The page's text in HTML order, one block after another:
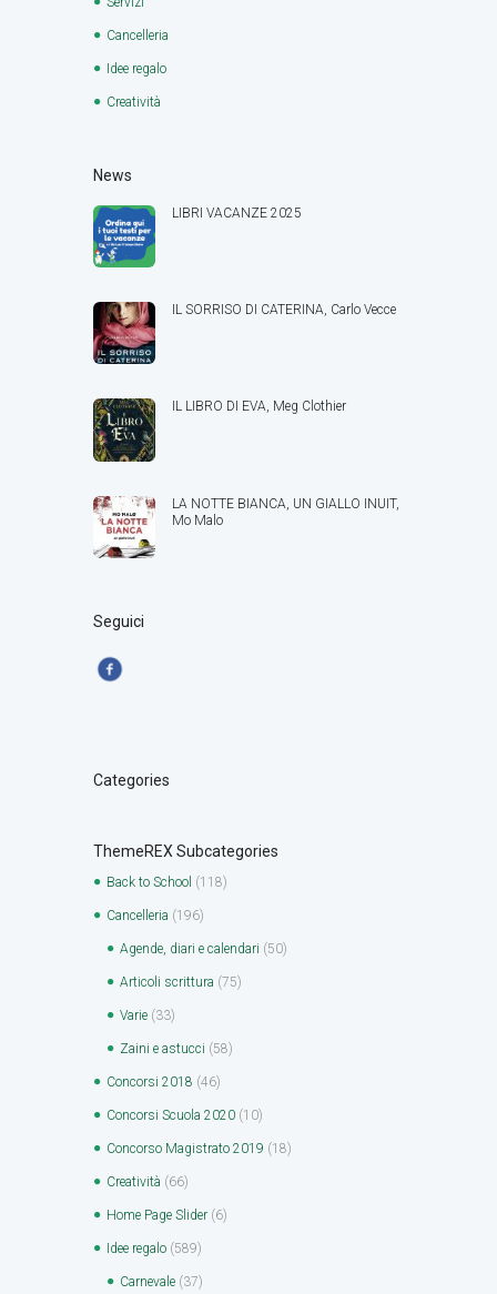
Cancelleria
Idee regalo
Creatività
News
LIBRI VACANZE 2025
IL SORRISO DI CATERINA, Carlo Vecce
IL LIBRO DI EVA, Meg Clothier
LA NOTTE BIANCA, UN GIALLO INUIT,
Mo Malo
Seguici
Categories
ThemeREX Subcategories
Back to School (118)
Cancelleria (196)
Agende, diari e calendari (50)
Articoli scrittura (75)
Varie (33)
Zaini e astucci (58)
Concorsi 2018 (46)
Concorsi Scuola 2020 (10)
Concorso Magistrato 2019 (18)
Creatività (66)
Home Page Slider (6)
Idee regalo (589)
Carnevale (37)